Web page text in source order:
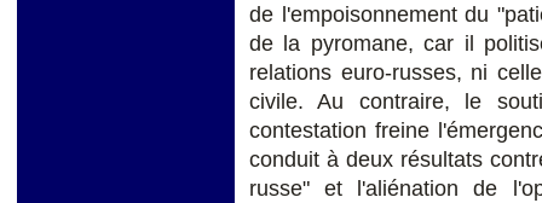
de l'empoisonnement du
de la pyromane, car il
relations euro-russes, ni
civile. Au contraire, le
contestation freine
conduit à deux résultats
russe" et l'aliénation de